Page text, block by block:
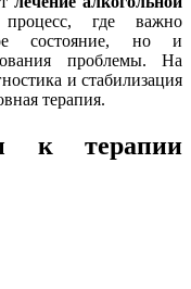
где важно
состояние, но и
проблемы. На
и стабилизация
терапия.
к терапии